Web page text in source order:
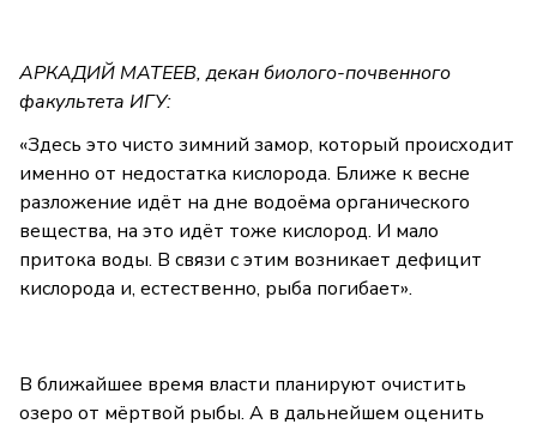
АРКАДИЙ МАТЕЕВ, декан биолого-почвенного
факультета ИГУ:
«Здесь это чисто зимний замор, который происходит
именно от недостатка кислорода. Ближе к весне
разложение идёт на дне водоёма органического
вещества, на это идёт тоже кислород. И мало
притока воды. В связи с этим возникает дефицит
кислорода и, естественно, рыба погибает».
В ближайшее время власти планируют очистить
озеро от мёртвой рыбы. А в дальнейшем оценить